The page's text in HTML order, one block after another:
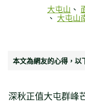
大屯山
大屯山
本文為網友的心得，以
深秋正值大屯群峰